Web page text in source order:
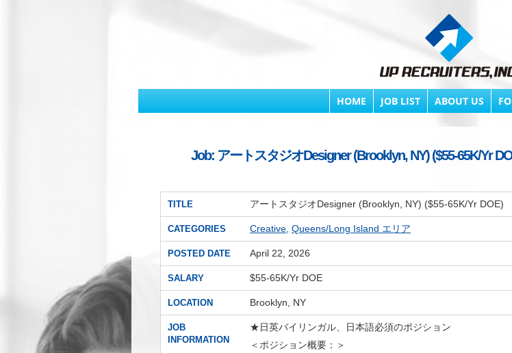
HOME JOB LIST ABOUT US
Job: アートスタジオDesigner (Brooklyn, NY) ($55-65K/Yr
TITLE アートスタジオDesigner (Brooklyn, NY) ($55-65K/Yr DOE)
CATEGORIES Creative Queens/Long Island エリア
POSTED DATE April 22, 2026
SALARY $55-65K/Yr DOE
LOCATION Brooklyn, NY
JOB
INFORMATION
★日英バイリンガル、日本語必須のポジション
＜ポジション概要：＞